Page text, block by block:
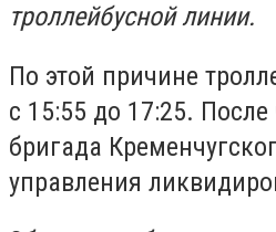
троллейбусной линии.
По этой причине
с 15:55 до 17:25.
бригада
управления